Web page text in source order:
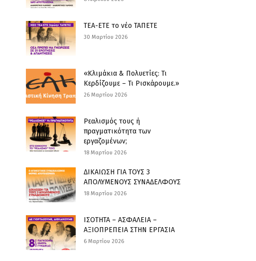
ΤΕΑ-ΕΤΕ το νέο ΤΑΠΕΤΕ
30 Μαρτίου 2026
«Κλιμάκια & Πολυετίες: Τι
Κερδίζουμε – Τι Ρισκάρουμε.»
26 Μαρτίου 2026
Ρεαλισμός τους ή
πραγματικότητα των
εργαζομένων;
18 Μαρτίου 2026
ΔΙΚΑΙΩΣΗ ΓΙΑ ΤΟΥΣ 3
ΑΠΟΛΥΜΕΝΟΥΣ ΣΥΝΑΔΕΛΦΟΥΣ
18 Μαρτίου 2026
ΙΣΟΤΗΤΑ – ΑΣΦΑΛΕΙΑ –
ΑΞΙΟΠΡΕΠΕΙΑ ΣΤΗΝ ΕΡΓΑΣΙΑ
6 Μαρτίου 2026